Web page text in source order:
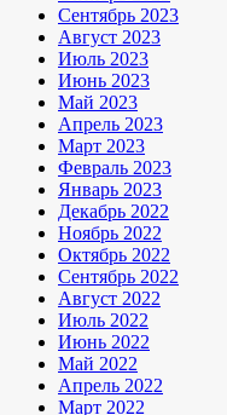
Сентябрь 2023
Август 2023
Июль 2023
Июнь 2023
Май 2023
Апрель 2023
Март 2023
Февраль 2023
Январь 2023
Декабрь 2022
Ноябрь 2022
Октябрь 2022
Сентябрь 2022
Август 2022
Июль 2022
Июнь 2022
Май 2022
Апрель 2022
Март 2022